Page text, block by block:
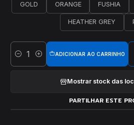
GOLD ORANGE FUSHIA
HEATHER GREY
Quantidade
ADICIONAR AO CARRINHO
Mostrar stock das
PARTILHAR ESTE